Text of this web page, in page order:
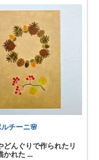
チーニ🌸
どんぐりで作られたリ
かれた ...